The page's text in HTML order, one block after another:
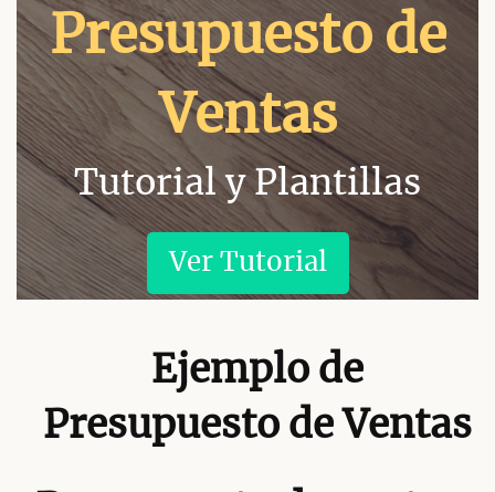
Presupuesto de
Ventas
Tutorial y Plantillas
Ver Tutorial
Ejemplo de
Presupuesto de Ventas